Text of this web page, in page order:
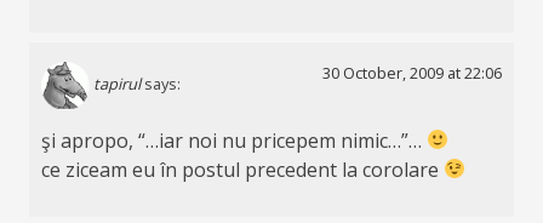
tapirul says:
30 October, 2009 at 22:06
şi apropo, “…iar noi nu pricepem nimic…”…
ce ziceam eu în postul precedent la corolare